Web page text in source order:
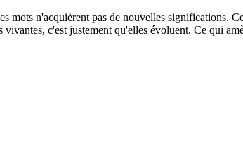
mots n'acquièrent pas de nouvelles significations.
c'est justement qu'elles évoluent. Ce qui